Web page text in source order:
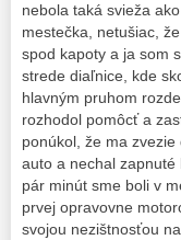
nebola taká svieža
mestečka, netušiac,
spod kapoty a ja som
strede diaľnice, kde
hlavným pruhom
rozhodol pomôcť a
ponúkol, že ma
auto a nechal
pár minút sme boli v
prvej opravovne
svojou nezištnosťou